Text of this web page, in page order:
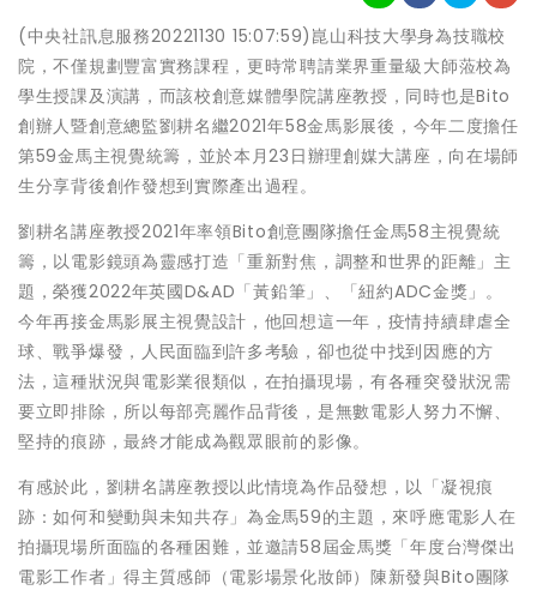
(中央社訊息服務20221130 15:07:59)崑山科技大學身為技職校
院，不僅規劃豐富實務課程，更時常聘請業界重量級大師蒞校為
學生授課及演講，而該校創意媒體學院講座教授，同時也是Bito
創辦人暨創意總監劉耕名繼2021年58金馬影展後，今年二度擔任
第59金馬主視覺統籌，並於本月23日辦理創媒大講座，向在場師
生分享背後創作發想到實際產出過程。
劉耕名講座教授2021年率領Bito創意團隊擔任金馬58主視覺統
籌，以電影鏡頭為靈感打造「重新對焦，調整和世界的距離」主
題，榮獲2022年英國D&AD「黃鉛筆」、「紐約ADC金獎」。
今年再接金馬影展主視覺設計，他回想這一年，疫情持續肆虐全
球、戰爭爆發，人民面臨到許多考驗，卻也從中找到因應的方
法，這種狀況與電影業很類似，在拍攝現場，有各種突發狀況需
要立即排除，所以每部亮麗作品背後，是無數電影人努力不懈、
堅持的痕跡，最終才能成為觀眾眼前的影像。
有感於此，劉耕名講座教授以此情境為作品發想，以「凝視痕
跡：如何和變動與未知共存」為金馬59的主題，來呼應電影人在
拍攝現場所面臨的各種困難，並邀請58屆金馬獎「年度台灣傑出
電影工作者」得主質感師（電影場景化妝師）陳新發與Bito團隊